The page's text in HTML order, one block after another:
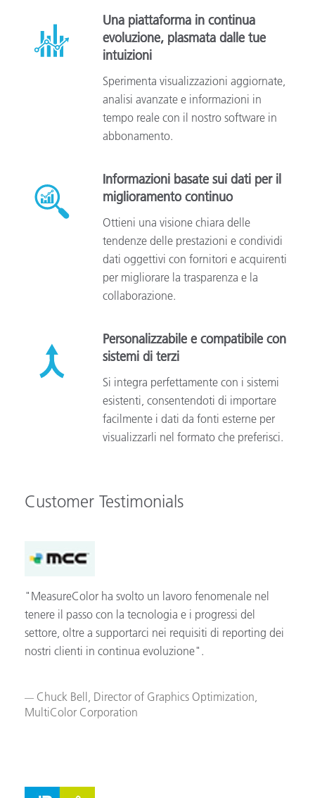
Una piattaforma in continua
evoluzione, plasmata dalle tue
intuizioni
Sperimenta visualizzazioni aggiornate,
analisi avanzate e informazioni in
tempo reale con il nostro software in
abbonamento.
Informazioni basate sui dati per il
miglioramento continuo
Ottieni una visione chiara delle
tendenze delle prestazioni e condividi
dati oggettivi con fornitori e acquirenti
per migliorare la trasparenza e la
collaborazione.
Personalizzabile e compatibile con
sistemi di terzi
Si integra perfettamente con i sistemi
esistenti, consentendoti di importare
facilmente i dati da fonti esterne per
visualizzarli nel formato che preferisci.
Customer Testimonials
"MeasureColor ha svolto un lavoro fenomenale nel
tenere il passo con la tecnologia e i progressi del
settore, oltre a supportarci nei requisiti di reporting dei
nostri clienti in continua evoluzione".
Chuck Bell, Director of Graphics Optimization,
MultiColor Corporation